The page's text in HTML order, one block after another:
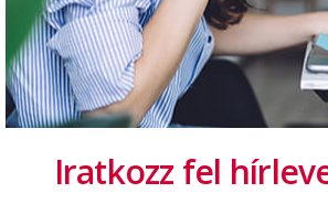
Ne
érdekes
Iratkozz fel